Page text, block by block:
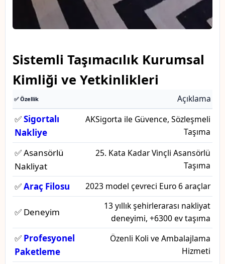
Sistemli Taşımacılık Kurumsal
Kimliği ve Yetkinlikleri
✅ Özellik Açıklama
✅Sigortalı
Nakliye
AKSigorta ile Güvence, Sözleşmeli
Taşıma
✅ Asansörlü
Nakliyat
25. Kata Kadar Vinçli Asansörlü
Taşıma
✅Araç Filosu 2023 model çevreci Euro 6 araçlar
✅ Deneyim
13 yıllık şehirlerarası nakliyat
deneyimi, +6300 ev taşıma
✅ Profesyonel
Paketleme
Özenli Koli ve Ambalajlama
Hizmeti